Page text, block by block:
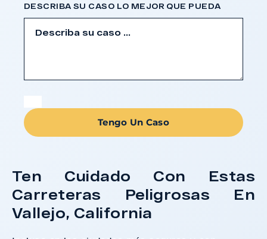
DESCRIBA SU CASO LO MEJOR QUE PUEDA
Tengo Un Caso
Ten Cuidado Con Estas
Carreteras Peligrosas En
Vallejo, California